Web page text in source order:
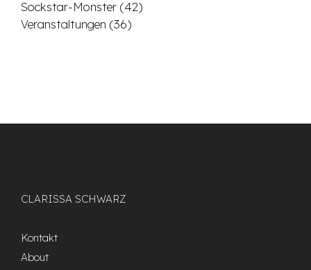
Sockstar-Monster (42)
Veranstaltungen (36)
CLARISSA SCHWARZ
Kontakt
About